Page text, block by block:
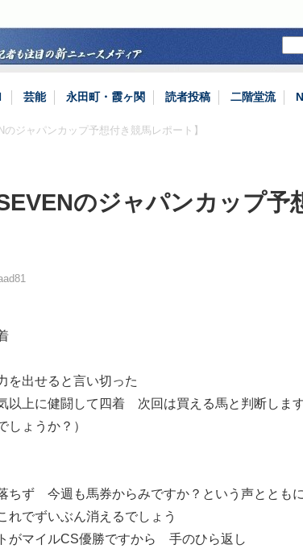
芸能 永田町・霞ヶ関 読者投稿 二階堂流
ジャパンカップ予想付き競馬レポート】
のジャパンカップ予
を出せると言い切った
以上に健闘して四着 次回は買える馬と判断しま
しょうか？）
ちず 今週も馬券からみですか？という声ととも
れでずいぶん消えるでしょう
がマイルCS優勝ですから 手のひら返し